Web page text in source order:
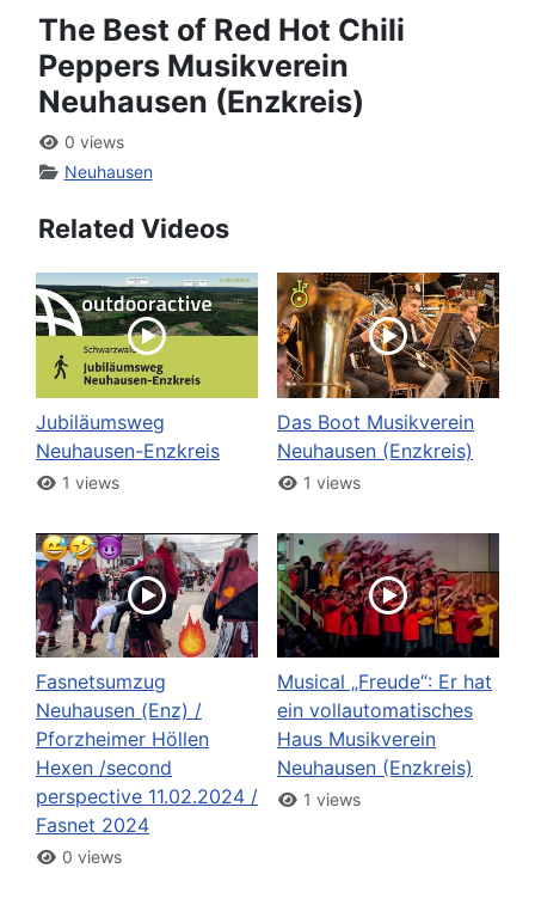
The Best of Red Hot Chili
Peppers Musikverein
Neuhausen (Enzkreis)
0 views
Neuhausen
Related Videos
Jubiläumsweg
Neuhausen-Enzkreis
1 views
Das Boot Musikverein
Neuhausen (Enzkreis)
1 views
Fasnetsumzug
Neuhausen (Enz) /
Pforzheimer Höllen
Hexen /second
perspective 11.02.2024 /
Fasnet 2024
0 views
Musical „Freude“: Er hat
ein vollautomatisches
Haus Musikverein
Neuhausen (Enzkreis)
1 views